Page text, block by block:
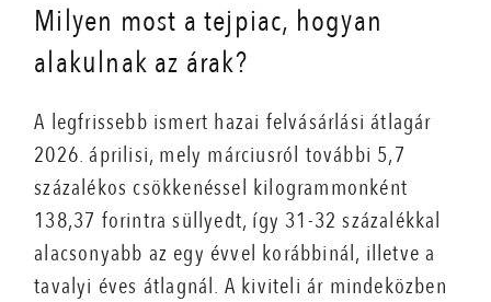
Milyen most a tejpiac, hogyan
alakulnak az árak?
A legfrissebb ismert hazai felvásárlási átlagár
2026. áprilisi, mely márciusról további 5,7
százalékos csökkenéssel kilogrammonként
138,37 forintra süllyedt, így 31-32 százalékkal
alacsonyabb az egy évvel korábbinál, illetve a
tavalyi éves átlagnál. A kiviteli ár mindeközben